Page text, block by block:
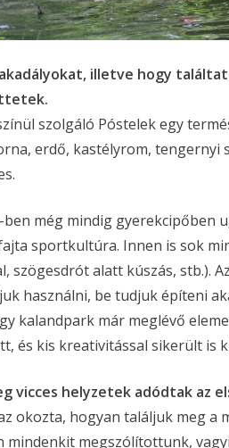
illetve hogy
szolgáló Póstelek egy
erdő, kastélyrom, tengernyi
még mindig gyerekcipőben
sportkultúra. Innen is sok
szögesdrót alatt kúszás, stb.).
használni, be tudjuk építeni
kalandpark már meglévő
és kis kreativitással sikerült is
vicces helyzetek adódtak az
okozta, hogyan találjuk meg a
mindenkit megszólítottunk,